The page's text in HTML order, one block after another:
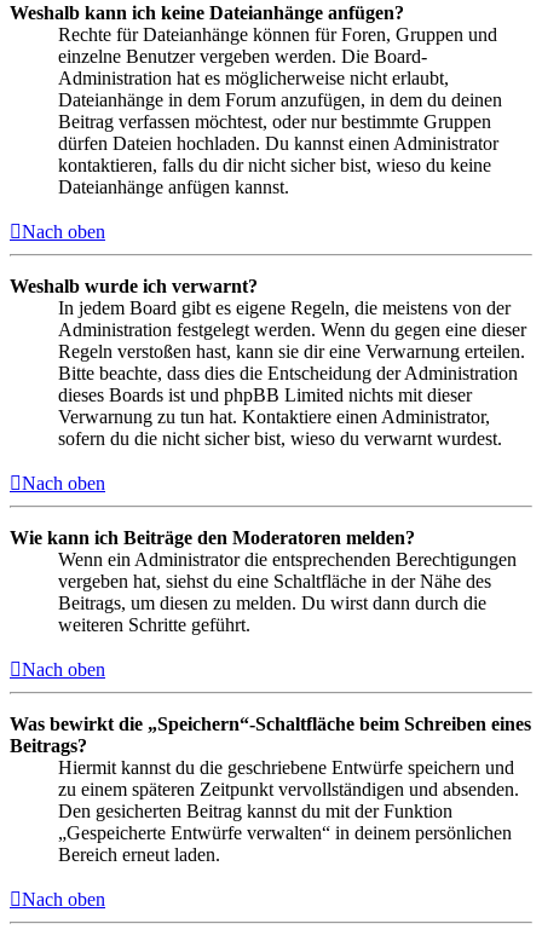
Weshalb kann ich keine Dateianhänge anfügen?
Rechte für Dateianhänge können für Foren, Gruppen und
einzelne Benutzer vergeben werden. Die Board-
Administration hat es möglicherweise nicht erlaubt,
Dateianhänge in dem Forum anzufügen, in dem du deinen
Beitrag verfassen möchtest, oder nur bestimmte Gruppen
dürfen Dateien hochladen. Du kannst einen Administrator
kontaktieren, falls du dir nicht sicher bist, wieso du keine
Dateianhänge anfügen kannst.
Nach oben
Weshalb wurde ich verwarnt?
In jedem Board gibt es eigene Regeln, die meistens von der
Administration festgelegt werden. Wenn du gegen eine dieser
Regeln verstoßen hast, kann sie dir eine Verwarnung erteilen.
Bitte beachte, dass dies die Entscheidung der Administration
dieses Boards ist und phpBB Limited nichts mit dieser
Verwarnung zu tun hat. Kontaktiere einen Administrator,
sofern du die nicht sicher bist, wieso du verwarnt wurdest.
Nach oben
Wie kann ich Beiträge den Moderatoren melden?
Wenn ein Administrator die entsprechenden Berechtigungen
vergeben hat, siehst du eine Schaltfläche in der Nähe des
Beitrags, um diesen zu melden. Du wirst dann durch die
weiteren Schritte geführt.
Nach oben
Was bewirkt die „Speichern“-Schaltfläche beim Schreiben eines
Beitrags?
Hiermit kannst du die geschriebene Entwürfe speichern und
zu einem späteren Zeitpunkt vervollständigen und absenden.
Den gesicherten Beitrag kannst du mit der Funktion
„Gespeicherte Entwürfe verwalten“ in deinem persönlichen
Bereich erneut laden.
Nach oben